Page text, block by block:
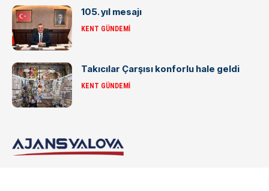
105. yıl mesajı
KENT GÜNDEMI
Takıcılar Çarşısı konforlu hale geldi
KENT GÜNDEMI